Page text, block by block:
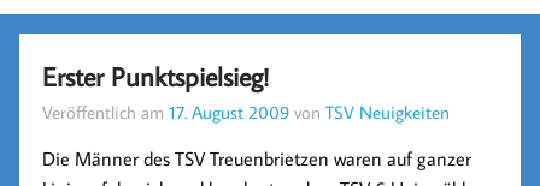
Erster Punktspielsieg!
Veröffentlich am17. August 2009 vonTSV Neuigkeiten
Die Männer des TSV Treuenbrietzen waren auf ganzer